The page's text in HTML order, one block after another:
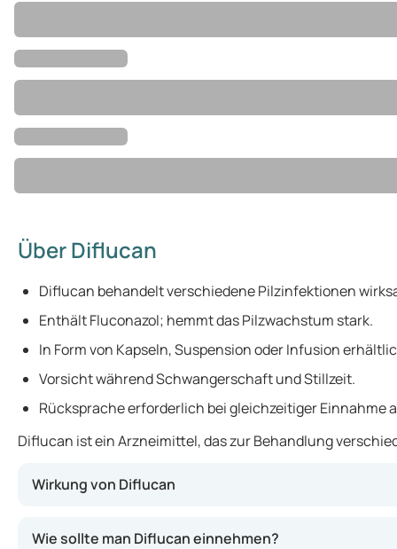
Über Diflucan
Diflucan behandelt verschiedene Pilzinfektionen
Enthält Fluconazol; hemmt das Pilzwachstum stark.
In Form von Kapseln, Suspension oder Infusion
Vorsicht während Schwangerschaft und Stillzeit.
Rücksprache erforderlich bei gleichzeitiger Einnahme
Diflucan ist ein Arzneimittel, das zur Behandlung
Wirkung von Diflucan
Wie sollte man Diflucan einnehmen?